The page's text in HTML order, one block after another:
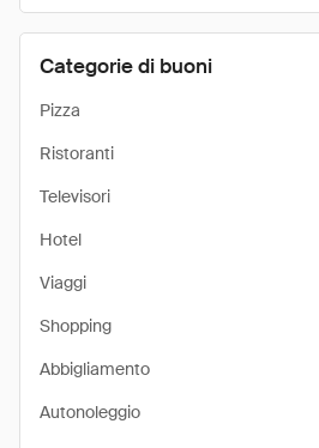
Categorie di buoni
Pizza
Ristoranti
Televisori
Hotel
Viaggi
Shopping
Abbigliamento
Autonoleggio